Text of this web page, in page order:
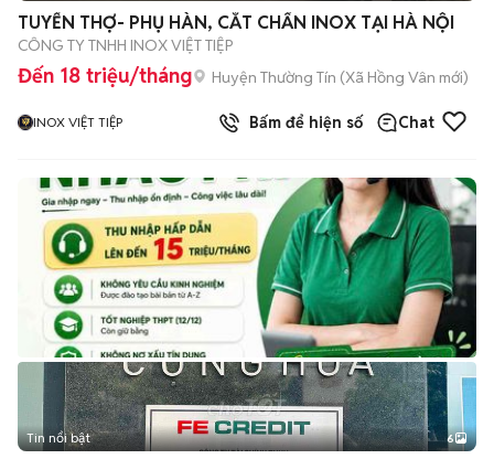
TUYỂN THỢ- PHỤ HÀN, CẮT CHẤN INOX TẠI HÀ NỘI
CÔNG TY TNHH INOX VIỆT TIỆP
Đến 18 triệu/tháng Huyện Thường Tín (Xã Hồng Vân mới)
INOX VIỆT TIỆP Bấm để hiện số Chat
Tin nổi bật 6